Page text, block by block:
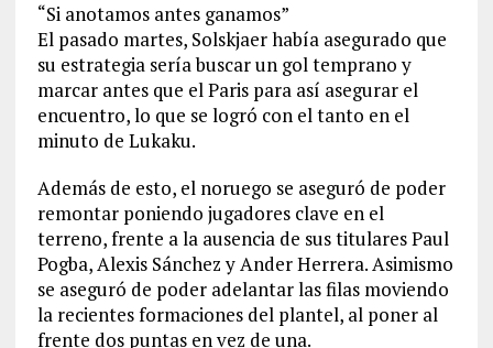
“Si anotamos antes ganamos”
El pasado martes, Solskjaer había asegurado que
su estrategia sería buscar un gol temprano y
marcar antes que el Paris para así asegurar el
encuentro, lo que se logró con el tanto en el
minuto de Lukaku.
Además de esto, el noruego se aseguró de poder
remontar poniendo jugadores clave en el
terreno, frente a la ausencia de sus titulares Paul
Pogba, Alexis Sánchez y Ander Herrera. Asimismo
se aseguró de poder adelantar las filas moviendo
la recientes formaciones del plantel, al poner al
frente dos puntas en vez de una.